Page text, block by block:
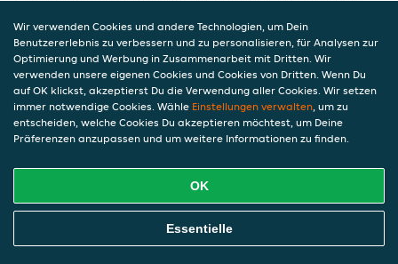
und den Schutz deiner personenbezogenen Daten haben.
Solltest du weitere Fragen oder Beschwerden in Bezug auf
die Verarbeitung deiner personenbezogenen Daten haben,
kontaktieren wir dich gerne. Wir würden uns auch über
Tipps oder Vorschläge zur Verbesserung unserer Erklärung
freuen.
JET nimmt den Schutz personenbezogener Daten sehr ernst
und daher ergreifen wir angemessene Maßnahmen, um
deine personenbezogenen Daten vor Missbrauch, Verlust,
unbefugtem Zugriff, unerwünschter Offenlegung und
Wir verwenden Cookies und andere Technologien, um Dein
Benutzererlebnis zu verbessern und zu personalisieren, für Analysen zur
Optimierung und Werbung in Zusammenarbeit mit Dritten. Wir
verwenden unsere eigenen Cookies und Cookies von Dritten. Wenn Du
auf OK klickst, akzeptierst Du die Verwendung aller Cookies. Wir setzen
immer notwendige Cookies. Wähle Einstellungen verwalten, um zu
entscheiden, welche Cookies Du akzeptieren möchtest, um Deine
Präferenzen anzupassen und um weitere Informationen zu finden.
OK
Essentielle